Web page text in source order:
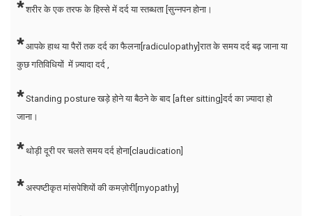
*शरीर के एक तरफ के हिस्से में दर्द या स्तब्धता [सुन्नपन होना।
* आपके हाथ या पैरों तक दर्द का फैलना[radiculopathy]रात के समय दर्द बढ़ जाना या
कुछ गतिविधियों में ज़्यादा दर्द ,
* Standing posture खड़े होने या बैठने के बाद [after sitting]दर्द का ज़्यादा हो
जाना।
* थोड़ी दूरी पर चलते समय दर्द होना[claudication]
* अस्पष्टीकृत मांसपेशियों की कमज़ोरी[myopathy]